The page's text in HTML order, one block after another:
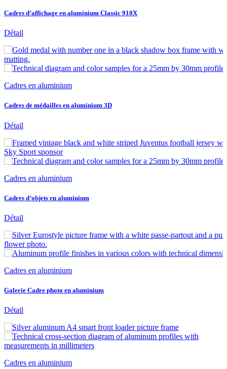
Cadres d’affichage en aluminium Classic 910X
Détail
Cadres en aluminium
Cadres de médailles en aluminium 3D
Détail
Cadres en aluminium
Cadres d’objets en aluminium
Détail
Cadres en aluminium
Galerie Cadre photo en aluminium
Détail
Cadres en aluminium